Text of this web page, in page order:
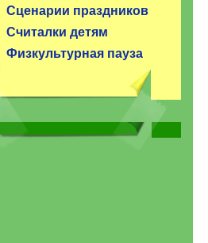
Сценарии праздников
Считалки детям
Физкультурная пауза